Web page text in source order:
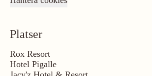
Platser
Rox Resort
Hotel Pigalle